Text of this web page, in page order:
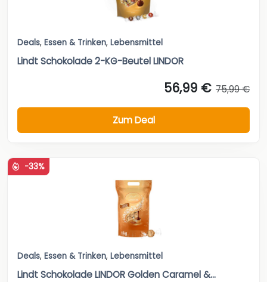
Deals, Essen & Trinken, Lebensmittel
Lindt Schokolade 2-KG-Beutel LINDOR
56,99 € 75,99 €
Zum Deal
-33%
Deals, Essen & Trinken, Lebensmittel
Lindt Schokolade LINDOR Golden Caramel &...